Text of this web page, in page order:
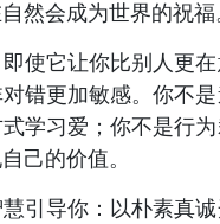
然会成为世界的祝福
使它让你比别人更
错更加敏感。你不
学习爱；你不是行
己的价值。
引导你：以朴素真